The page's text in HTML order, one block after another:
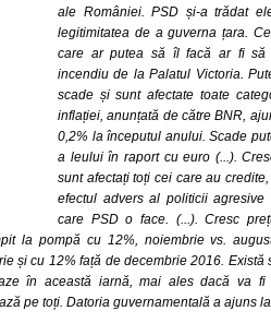
ale României. PSD și-a trădat
legitimitatea de a guverna țara.
care ar putea să îl facă ar fi să
incendiu de la Palatul Victoria.
scade și sunt afectate toate
inflației, anunțată de către BNR,
0,2% la începutul anului. Scade
a leului în raport cu euro (...).
sunt afectați toți cei care au
efectul advers al politicii agresive
care PSD o face. (...). Cresc
la pompă cu 12%, noiembrie vs.
și cu 12% față de decembrie 2016. Există
în această iarnă, mai ales dacă va
pe toți. Datoria guvernamentală a ajuns